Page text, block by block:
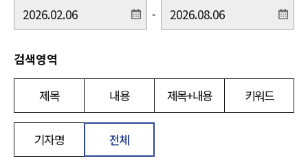
-
검색영역
제목 내용 제목+내용 키워드
기자명 전체